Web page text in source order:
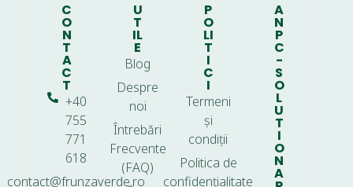
C
O
N
T
A
C
T
+40
755
771
618
contact@frunzaverde.ro
U
T
IL
E
Blog
Despre
noi
Întrebări
Frecvente
(FAQ)
P
O
LI
T
I
C
I
Termeni
și
condiții
Politica de
confidențialitate
A
N
P
C
-
S
O
L
U
T
I
O
N
A